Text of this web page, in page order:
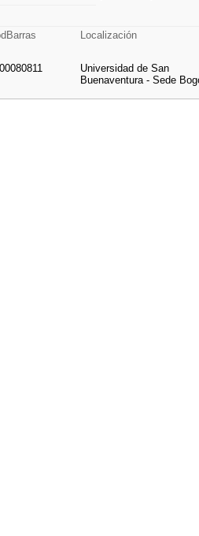
Localización
Universidad de San
Buenaventura - Sede